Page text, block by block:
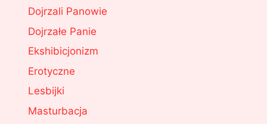
Dojrzali Panowie
Dojrzałe Panie
Ekshibicjonizm
Erotyczne
Lesbijki
Masturbacja